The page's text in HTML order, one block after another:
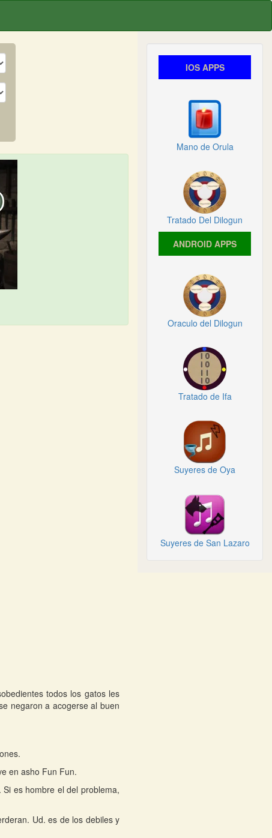
todos los gatos les
negaron a acogerse al buen
en asho Fun Fun.
es hombre el del problema,
Ud. es de los debiles y
IOS APPS
Mano de Orula
Tratado Del Dilogun
ANDROID APPS
Oraculo del Dilogun
Tratado de Ifa
Suyeres de Oya
Suyeres de San Lazaro